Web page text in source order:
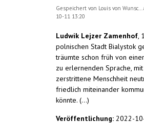
Gespeichert von Louis von Wunsc...
10-11 13:20
Ludwik Lejzer Zamenhof,
polnischen Stadt Bialystok
träumte schon früh von
zu erlernenden Sprache,
zerstrittene Menschheit
friedlich miteinander
könnte. (...)
Veröffentlichung: 2022-